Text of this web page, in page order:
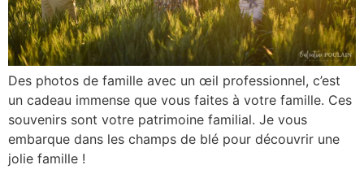
Des photos de famille avec un œil professionnel, c’est
un cadeau immense que vous faites à votre famille. Ces
souvenirs sont votre patrimoine familial. Je vous
embarque dans les champs de blé pour découvrir une
jolie famille !